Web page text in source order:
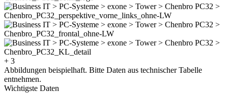
+ 3
Abbildungen beispielhaft. Bitte Daten aus technischer Tabelle
entnehmen.
Wichtigste Daten